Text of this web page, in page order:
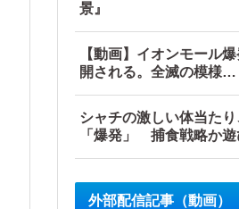
景』
【動画】イオンモール
開される。全滅の模様…
シャチの激しい体当た
「爆発」 捕食戦略か遊
外部配信記事（動画）